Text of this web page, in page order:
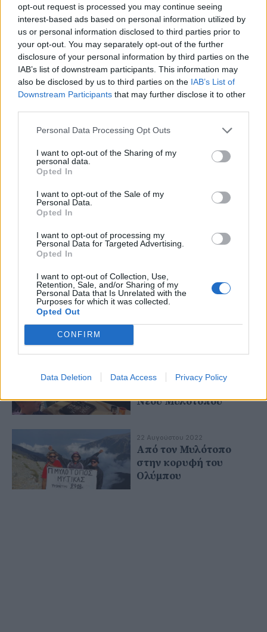
opt-out request is processed you may continue seeing
interest-based ads based on personal information utilized by
us or personal information disclosed to third parties prior to
your opt-out. You may separately opt-out of the further
disclosure of your personal information by third parties on the
IAB’s list of downstream participants. This information may
also be disclosed by us to third parties on the IAB’s List of
Downstream Participants that may further disclose it to other
Personal Data Processing Opt Outs
I want to opt-out of the Sharing of my
personal data.
Opted In
I want to opt-out of the Sale of my
Personal Data.
Opted In
I want to opt-out of processing my
Personal Data for Targeted Advertising.
Opted In
I want to opt-out of Collection, Use,
Retention, Sale, and/or Sharing of my
Personal Data that Is Unrelated with the
Purposes for which it was collected.
Opted Out
CONFIRM
Data Deletion Data Access Privacy Policy
24 Μαΐου 2023
Ημερίδα από το
Γυμνάσιο Νέου
Μυλοτόπου για τα
"ψηφιακά εργαλεία
στην εκπαίδευση"
31 Μαρτίου 2023
Ημερίδα
Κυκλοφοριακής
Αγωγής στο Γυμνάσιο
Νέου Μυλοτόπου
Έκοψε την πίτα του ο
Νέου Μυλοτόπου
22 Αυγούστου 2022
Από τον Μυλότοπο
στην κορυφή του
Ολύμπου